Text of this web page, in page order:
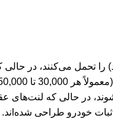
تعویض مکرر دارند.
در حالی که
خودرو طراحی شده‌اند.